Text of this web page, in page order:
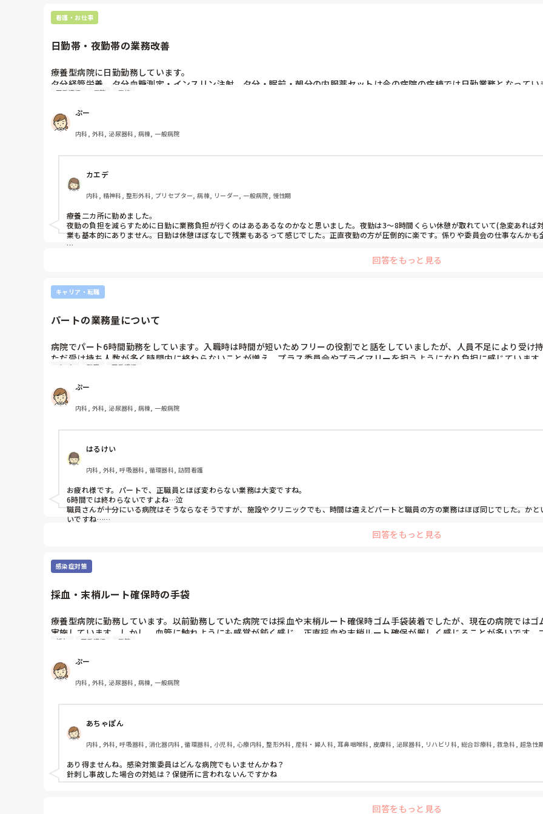
生命維持に関わるルート類については、抑制ではなく環境調整＋観察強化で対応しています。
経鼻チューブや気切カニューレは、固定方法の見直しに加えて、ベッド配置やナースコールの位置調整、頻回訪室で対応しています。
転倒・転落リスクが高い方は、低床ベッド・マット・センサーマットの併用や、日中の離床促進(リハさんとかに共有してお願いしたり…！)
抑制しない＝放置ではなく、手間をかけて守るケアが大切だと感じています✨️
看護・お仕事
日勤帯・夜勤帯の業務改善
療養型病院に日勤勤務しています。
夕分経管栄養、夕分血糖測定・インスリン注射、夕分・眠前・朝分の内服薬セットは今の病院の病棟では日勤業務となってい
業務を夜勤帯に移行した時夜勤専従が師長に抗議したのもあり、師長もなるべく穏便に済ませたいようです。他の夜勤を行
く、むしろ暇だと聞いています。経管栄養や血糖インスリン注射に関しては昼分を11時台に、夕分は15-16時台に実施してお
はクレーム等ないのですが「実施時間早いね」と言われています)。
夜勤帯は急変等なければ休憩時間も基本的に4時間程取っており、定時上がりがほとんどです。他の病棟ではこんなに日勤帯
療養型あるあるなのか分からないため、他の病院の状況も教えて欲しいです。
正看護師 病院 病棟
ぷー
内科, 外科, 泌尿器科, 病棟, 一般病院
カエデ
内科, 精神科, 整形外科, プリセプター, 病棟, リーダー, 一般病院, 慢性期
療養二カ所に勤めました。
夜勤の負担を減らすために日勤に業務負担が行くのはあるあるなのかなと思いました。夜勤は3～8時間くらい休憩が取れていて(急変あれ
業も基本的にありません。日勤は休憩ほぼなしで残業もあるって感じでした。正直夜勤の方が圧倒的に楽です。係りや委員会の仕事なんか
でも楽だし暇だから夜勤に仕事をしてもらうというのは違うかなと。時間ですべきことはあるし、時間を考えなくていい業務は余裕のある時
す…。医師から変更するように言われた、もしくは言ってもらってでも必要な時間にできるように変えなければならないです。
他にも経管なんかは患者さんの体に合わせた時間で実施すべきなので、あんまり早すぎたり遅すぎないような時間で設定が必要だと思います。
そうだし…。
また夜専が抗議したのはなぜですか？
例えば夜勤って患者さんの寝静まった真夜中は暇だけど、それまではめちゃくちゃ忙しく動き回るのでそこの業務が増えるのは困ります。真
んかね？
回答をもっと見る
キャリア・転職
パートの業務量について
病院でパート6時間勤務をしています。入職時は時間が短いためフリーの役割でと話をしていましたが、人員不足により受け
ただ受け持ち人数が多く時間内に終わらないことが増え、プラス委員会やプライマリーを担うようになり負担に感じていま
他の病院でもパートさんの業務量は同じなのでしょうか？当初はパート短時間勤務はフリーや受け持ち人数は少な目を想定し
普通なのか是非お話お聞きしたいです。
パート 転職 正看護師
ぷー
内科, 外科, 泌尿器科, 病棟, 一般病院
はるけい
内科, 外科, 呼吸器科, 循環器科, 訪問看護
お疲れ様です。パートで、正職員とほぼ変わらない業務は大変ですね。
6時間では終わらないですよね…泣
職員さんが十分にいる病院はそうならなそうですが、施設やクリニックでも、時間は違えどパートと職員の方の業務はほぼ同じでした。か
いですね…
回答をもっと見る
感染症対策
採血・末梢ルート確保時の手袋
療養型病院に勤務しています。以前勤務していた病院では採血や末梢ルート確保時ゴム手袋装着でしたが、現在の病院では
実施しています。しかし、血管に触れようにも感覚が鈍く感じ、正直採血や末梢ルート確保が厳しく感じることが多いです
皆さんの病院ではどのような状況でしょうか？
採血 正看護師 病院
ぷー
内科, 外科, 泌尿器科, 病棟, 一般病院
あちゃぽん
内科, 外科, 呼吸器科, 消化器内科, 循環器科, 小児科, 心療内科, 整形外科, 産科・婦人科, 耳鼻咽喉科, 皮膚科, 泌尿器科, リハビリ科, 総合診療科, 救急科, 超急
あり得ませんね。感染対策委員はどんな病院でもいませんかね？
針刺し事故した場合の対処は？保健所に言われないんですかね
回答をもっと見る